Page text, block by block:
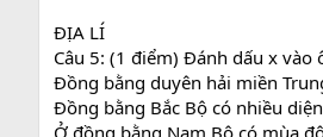
ĐỊA LÍ
Câu 5: (1 điểm) Đánh dấu x
Đồng bằng duyên hải miền
Đồng bằng Bắc Bộ có nhiều